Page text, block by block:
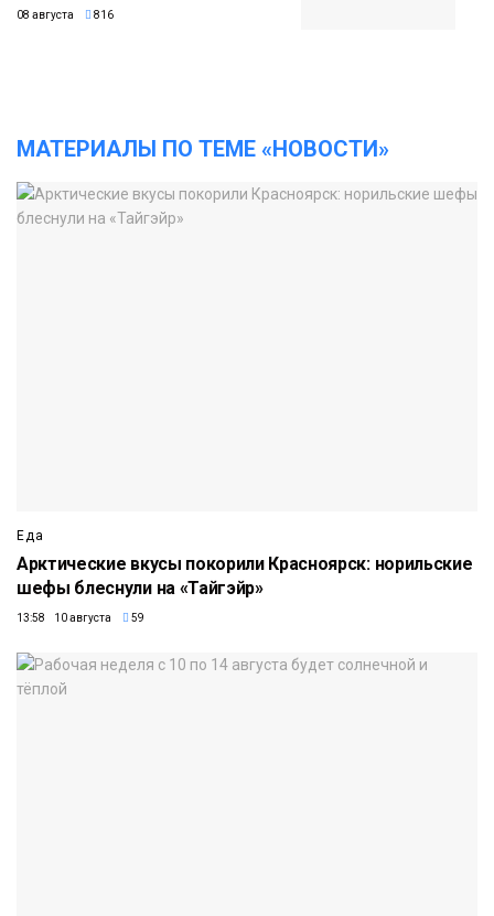
08 августа 816
МАТЕРИАЛЫ ПО ТЕМЕ «НОВОСТИ»
Еда
Арктические вкусы покорили Красноярск: норильские
шефы блеснули на «Тайгэйр»
13:58 10 августа 59